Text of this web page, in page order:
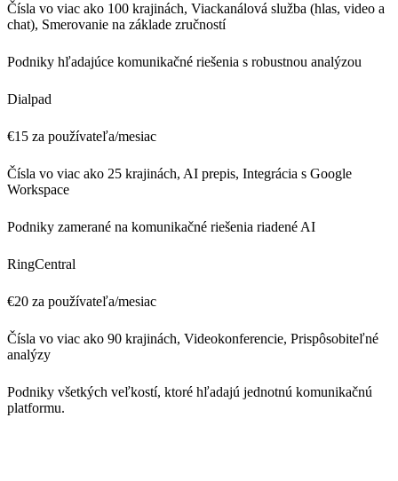
Čísla vo viac ako 100 krajinách, Viackanálová služba (hlas, video a
chat), Smerovanie na základe zručností
Podniky hľadajúce komunikačné riešenia s robustnou analýzou
Dialpad
€15 za používateľa/mesiac
Čísla vo viac ako 25 krajinách, AI prepis, Integrácia s Google
Workspace
Podniky zamerané na komunikačné riešenia riadené AI
RingCentral
€20 za používateľa/mesiac
Čísla vo viac ako 90 krajinách, Videokonferencie, Prispôsobiteľné
analýzy
Podniky všetkých veľkostí, ktoré hľadajú jednotnú komunikačnú
platformu.